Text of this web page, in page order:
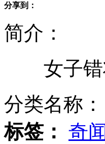
韩国整容击剑冠军剑
分享到：
简介：
女子错
分类名称：
标签： 奇